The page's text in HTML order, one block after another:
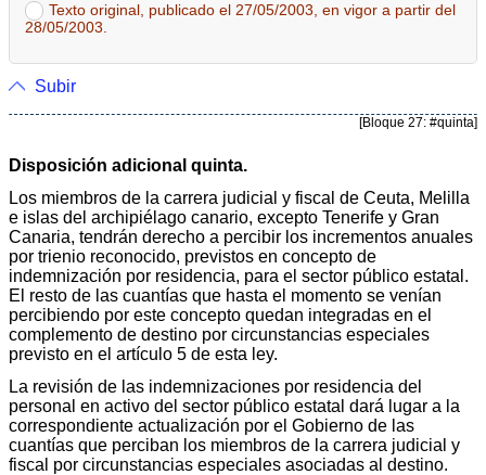
Texto original, publicado el 27/05/2003, en vigor a partir del
28/05/2003.
Subir
[Bloque 27: #quinta]
Disposición adicional quinta.
Los miembros de la carrera judicial y fiscal de Ceuta, Melilla
e islas del archipiélago canario, excepto Tenerife y Gran
Canaria, tendrán derecho a percibir los incrementos anuales
por trienio reconocido, previstos en concepto de
indemnización por residencia, para el sector público estatal.
El resto de las cuantías que hasta el momento se venían
percibiendo por este concepto quedan integradas en el
complemento de destino por circunstancias especiales
previsto en el artículo 5 de esta ley.
La revisión de las indemnizaciones por residencia del
personal en activo del sector público estatal dará lugar a la
correspondiente actualización por el Gobierno de las
cuantías que perciban los miembros de la carrera judicial y
fiscal por circunstancias especiales asociadas al destino.